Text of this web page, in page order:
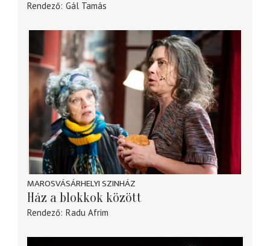
Rendező Gál Tamás
MAROSVÁSÁRHELYI SZINHÁZ
Ház a blokkok között
Rendező Radu Afrim